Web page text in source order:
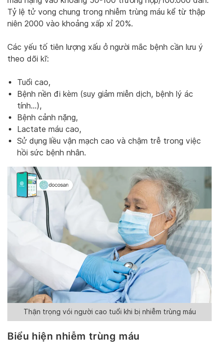
Tỷ lệ tử vong chung trong nhiễm trùng máu kể từ thập
niên 2000 vào khoảng xấp xỉ 20%.
Các yếu tố tiên lượng xấu ở người mắc bệnh cần lưu ý
theo dõi kĩ:
Tuổi cao,
Bệnh nền đi kèm (suy giảm miễn dịch, bệnh lý ác
tính…),
Bệnh cảnh nặng,
Lactate máu cao,
Sử dụng liều vận mạch cao và chậm trễ trong việc
hồi sức bệnh nhân.
Thận trọng vói người cao tuổi khi bị nhiễm trùng máu
Biểu hiện nhiễm trùng máu